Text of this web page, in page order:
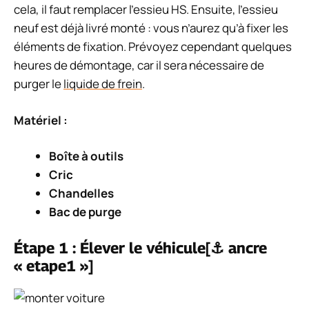
cela, il faut remplacer l’essieu HS. Ensuite, l’essieu
neuf est déjà livré monté : vous n’aurez qu’à fixer les
éléments de fixation. Prévoyez cependant quelques
heures de démontage, car il sera nécessaire de
purger leliquide de frein.
Matériel :
Boîte à outils
Cric
Chandelles
Bac de purge
Étape 1 : Élever le véhicule[⚓ ancre
« etape1 »]